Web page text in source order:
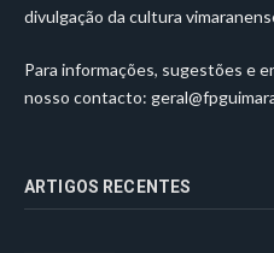
divulgação da cultura
Para informações, sugestões e
nosso contacto:
ARTIGOS RECENTES